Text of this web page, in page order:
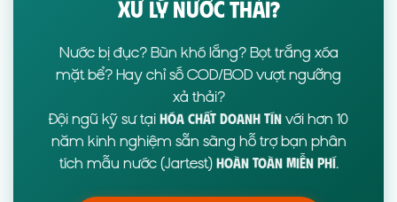
XỬ LÝ NƯỚC THẢI?
Nước bị đục? Bùn khó lắng? Bọt trắng xóa
mặt bể? Hay chỉ số COD/BOD vượt ngưỡng
xả thải?
Đội ngũ kỹ sư tại Hóa Chất Doanh Tín với hơn 10
năm kinh nghiệm sẵn sàng hỗ trợ bạn phân
tích mẫu nước (Jartest) hoàn toàn miễn phí.